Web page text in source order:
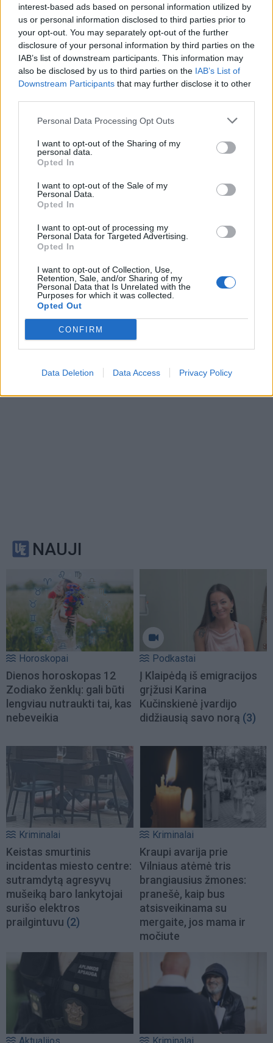
interest-based ads based on personal information utilized by
us or personal information disclosed to third parties prior to
your opt-out. You may separately opt-out of the further
disclosure of your personal information by third parties on the
IAB’s list of downstream participants. This information may
also be disclosed by us to third parties on the IAB’s List of
Downstream Participants that may further disclose it to other
Personal Data Processing Opt Outs
I want to opt-out of the Sharing of my
personal data.
Opted In
I want to opt-out of the Sale of my
Personal Data.
Opted In
I want to opt-out of processing my
Personal Data for Targeted Advertising.
Opted In
I want to opt-out of Collection, Use,
Retention, Sale, and/or Sharing of my
Personal Data that Is Unrelated with the
Purposes for which it was collected.
Opted Out
CONFIRM
Data Deletion Data Access Privacy Policy
Sveikata
Gimdymas namuose:
drąsus pasirinkimas ar
eksperimentas? Kur
baigiasi laisvė rinktis ir
Sveikata
Kraujas ant šepetėlio:
požymis, kurį daugelis
smulkmena
Sveikata
Kokia arbata gali padėti
nuo galvos skausmo?
Sveikata
Alus per karščius gali
kodėl vėsos pojūtis
NAUJI
Horoskopai
Dienos horoskopas 12
Zodiako ženklų: gali būti
lengviau nutraukti tai, kas
nebeveikia
Podkastai
Į Klaipėdą iš emigracijos
grįžusi Karina
Kučinskienė įvardijo
didžiausią savo norą (3)
Kriminalai
Keistas smurtinis
incidentas miesto centre:
sutramdytą agresyvų
mušeiką baro lankytojai
surišo elektros
prailgintuvu (2)
Kriminalai
Kraupi avarija prie
Vilniaus atėmė tris
brangiausius žmones:
pranešė, kaip bus
atsisveikinama su
mergaite, jos mama ir
močiute